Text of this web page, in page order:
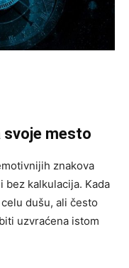
svoje mesto
znakova
bez kalkulacija. Kada
dušu, ali često
uzvraćena istom